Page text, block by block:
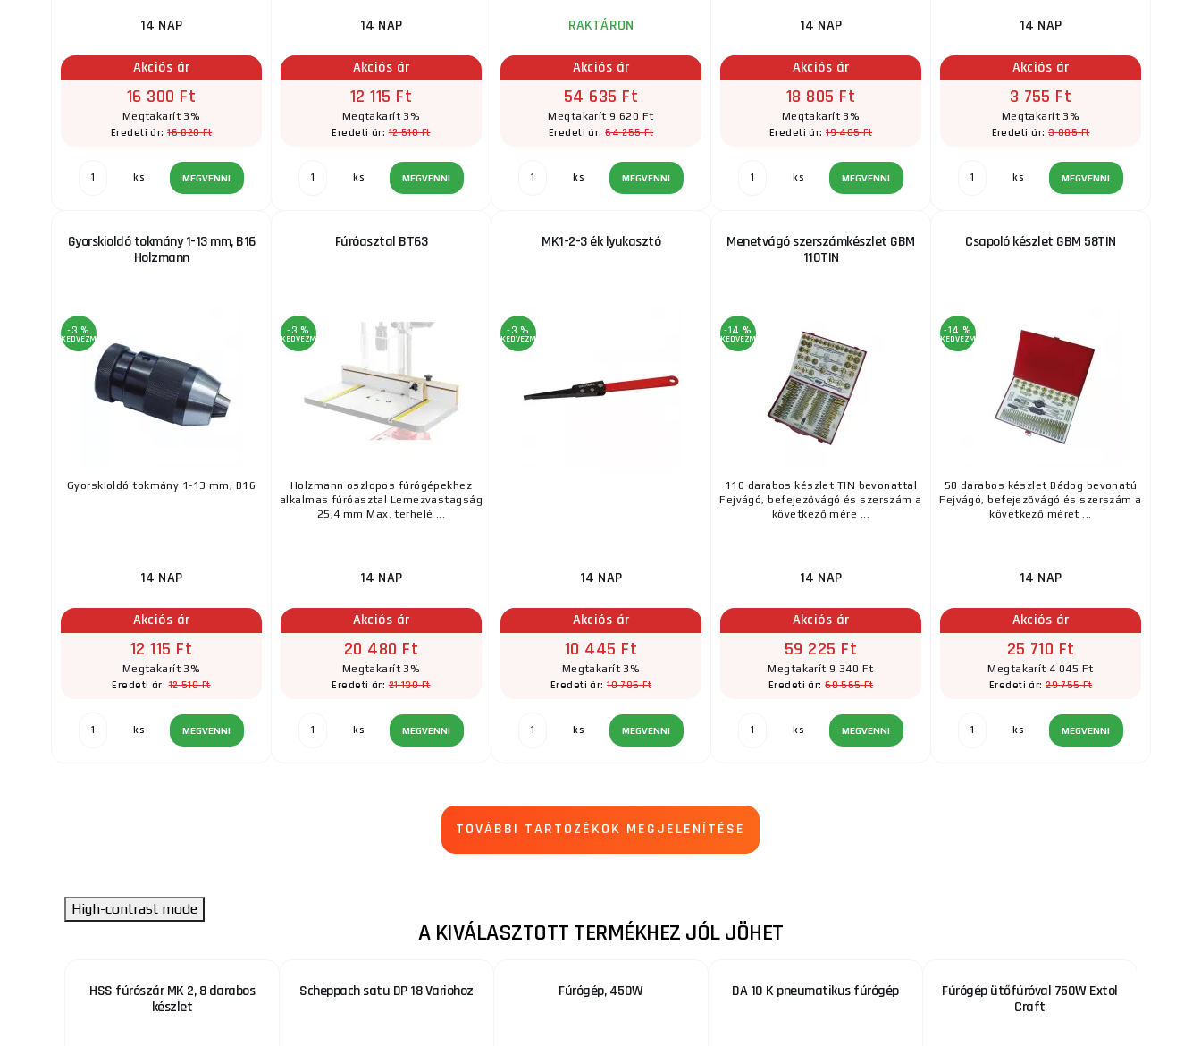
14 NAP
Akciós ár
16 300 Ft
Megtakarít 3%
Eredeti ár:16 820 Ft
ks MEGVENNI
14 NAP
Akciós ár
12 115 Ft
Megtakarít 3%
Eredeti ár:12 510 Ft
ks MEGVENNI
RAKTÁRON
Akciós ár
54 635 Ft
Megtakarít 9 620 Ft
Eredeti ár:64 255 Ft
ks MEGVENNI
14 NAP
Akciós ár
18 805 Ft
Megtakarít 3%
Eredeti ár:19 405 Ft
ks MEGVENNI
14 NAP
Akciós ár
3 755 Ft
Megtakarít 3%
Eredeti ár:3 885 Ft
ks MEGVENNI
Gyorskioldó tokmány 1-13 mm, B16
Holzmann
-3 %
KEDVEZMÉNY
Gyorskioldó tokmány 1-13 mm, B16
14 NAP
Akciós ár
12 115 Ft
Megtakarít 3%
Eredeti ár:12 510 Ft
ks MEGVENNI
Fúróasztal BT63
-3 %
KEDVEZMÉNY
Holzmann oszlopos fúrógépekhez
alkalmas fúróasztal Lemezvastagság
25,4 mm Max. terhelé ...
14 NAP
Akciós ár
20 480 Ft
Megtakarít 3%
Eredeti ár:21 130 Ft
ks MEGVENNI
MK1-2-3 ék lyukasztó
-3 %
KEDVEZMÉNY
14 NAP
Akciós ár
10 445 Ft
Megtakarít 3%
Eredeti ár:10 785 Ft
ks MEGVENNI
Menetvágó szerszámkészlet GBM
110TIN
-14 %
KEDVEZMÉNY
110 darabos készlet TIN bevonattal
Fejvágó, befejezővágó és szerszám a
következő mére ...
14 NAP
Akciós ár
59 225 Ft
Megtakarít 9 340 Ft
Eredeti ár:68 565 Ft
ks MEGVENNI
Csapoló készlet GBM 58TIN
-14 %
KEDVEZMÉNY
58 darabos készlet Bádog bevonatú
Fejvágó, befejezővágó és szerszám a
következő méret ...
14 NAP
Akciós ár
25 710 Ft
Megtakarít 4 045 Ft
Eredeti ár:29 755 Ft
ks MEGVENNI
TOVÁBBI TARTOZÉKOK MEGJELENÍTÉSE
High-contrast mode
A KIVÁLASZTOTT TERMÉKHEZ JÓL JÖHET
HSS fúrószár MK 2, 8 darabos
készlet
Scheppach satu DP 18 Variohoz Fúrógép, 450W DA 10 K pneumatikus fúrógép
Fúrógép ütőfúróval 750W Extol
Craft